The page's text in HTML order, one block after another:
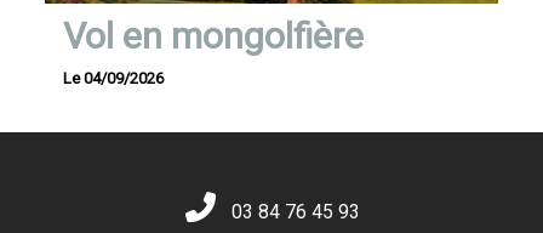
Vol en mongolfière
Le 04/09/2026
03 84 76 45 93